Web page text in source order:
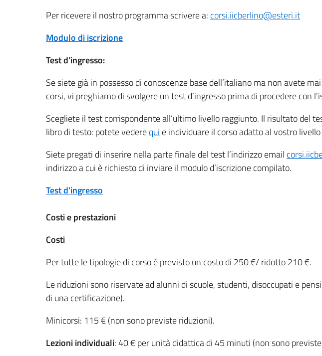
Per ricevere il nostro programma scrivere a: corsi.iicberlino@esteri.it
Modulo di iscrizione
Test d’ingresso:
Se siete già in possesso di conoscenze base dell’italiano ma non avete
corsi, vi preghiamo di svolgere un test d’ingresso prima di procedere con
Scegliete il test corrispondente all’ultimo livello raggiunto. Il risultato del
libro di testo: potete vederequi e individuare il corso adatto al vostro
Siete pregati di inserire nella parte finale del test l’indirizzo email
indirizzo a cui è richiesto di inviare il modulo d’iscrizione compilato.
Test d’ingresso
Costi e prestazioni
Costi
Per tutte le tipologie di corso è previsto un costo di 250 €/ ridotto 210 €.
Le riduzioni sono riservate ad alunni di scuole, studenti, disoccupati e
di una certificazione).
Minicorsi: 115 € (non sono previste riduzioni).
Lezioni individuali: 40 € per unità didattica di 45 minuti (non sono